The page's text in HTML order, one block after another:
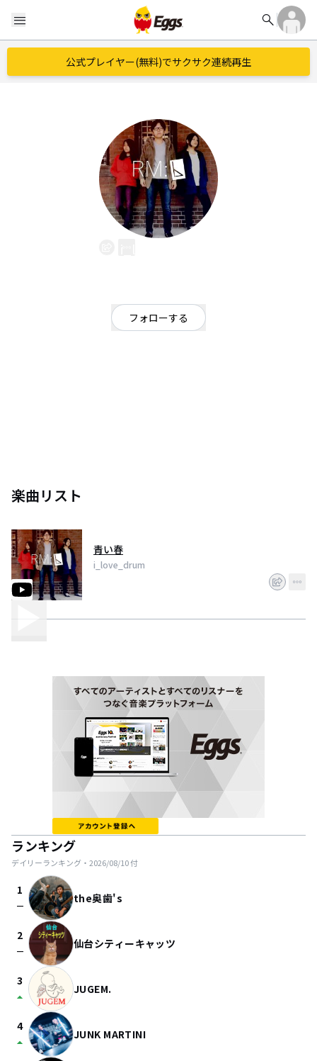
menu search
公式プレイヤー(無料)でサクサク連続再生
フォローする
楽曲リスト
青い春
i_love_drum
ランキング
デイリーランキング・ 2026/08/10付
1
check_indeterminate_small the奥歯's
2
check_indeterminate_small 仙台シティーキャッツ
3
arrow_drop_up JUGEM.
4
arrow_drop_up JUNK MARTINI